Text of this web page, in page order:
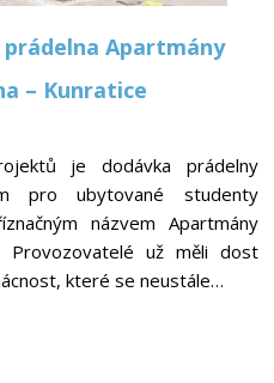
Apartmány
– Kunratice
je dodávka prádelny
pro ubytované studenty
názvem Apartmány
Provozovatelé už měli dost
které se neustále…